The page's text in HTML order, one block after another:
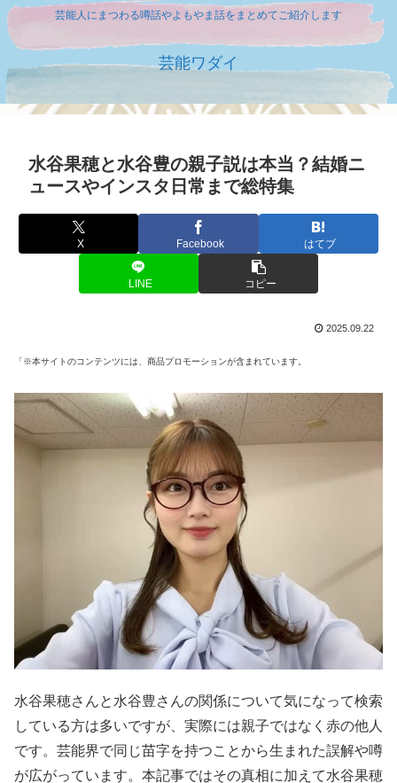
芸能人にまつわる噂話やよもやま話をまとめてご紹介します
芸能ワダイ
水谷果穂と水谷豊の親子説は本当？結婚ニ
ュースやインスタ日常まで総特集
X Facebook はてブ
LINE コピー
2025.09.22
「※本サイトのコンテンツには、商品プロモーションが含まれています。
水谷果穂さんと水谷豊さんの関係について気になって検索
している方は多いですが、実際には親子ではなく赤の他人
です。芸能界で同じ苗字を持つことから生まれた誤解や噂
が広がっています。本記事ではその真相に加えて水谷果穂